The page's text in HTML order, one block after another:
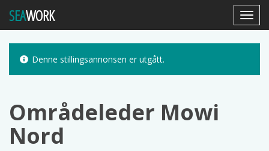
SEAWORK
Denne stillingsannonsen er utgått.
Områdeleder Mowi
Nord